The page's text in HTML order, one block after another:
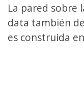
La pared sobre
data también
es construida